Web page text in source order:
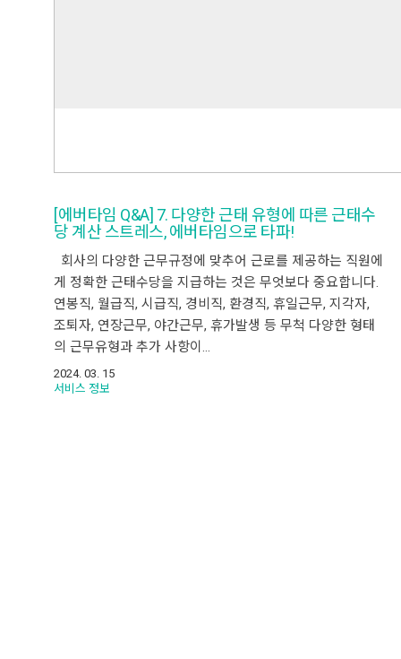
[에버타임 Q&A] 7. 다양한 근태 유형에 따른 근태수
당 계산 스트레스, 에버타임으로 타파!
회사의 다양한 근무규정에 맞추어 근로를 제공하는 직원에
게 정확한 근태수당을 지급하는 것은 무엇보다 중요합니다.
연봉직, 월급직, 시급직, 경비직, 환경직, 휴일근무, 지각자,
조퇴자, 연장근무, 야간근무, 휴가발생 등 무척 다양한 형태
의 근무유형과 추가 사항이…
2024. 03. 15
서비스 정보